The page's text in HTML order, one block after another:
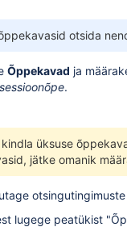
otsida
Õppekavad ja
sessioonõpe.
üksuse
jätke omanik
lugege peatükist "